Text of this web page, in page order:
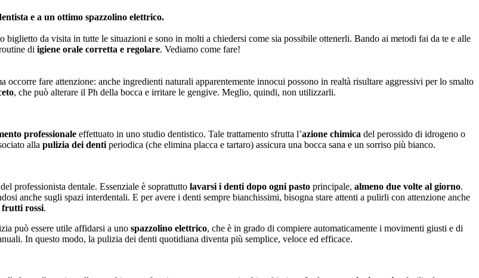
e a un ottimo spazzolino elettrico.
biglietto da visita in tutte le situazioni e sono in molti a chiedersi come sia possibile ottenerli. Bando ai metodi fai da te e alle
di igiene orale corretta e regolare. Vediamo come fare!
occorre fare attenzione: anche ingredienti naturali apparentemente innocui possono in realtà risultare aggressivi per lo smalto
, che può alterare il Ph della bocca e irritare le gengive. Meglio, quindi, non utilizzarli.
professionale effettuato in uno studio dentistico. Tale trattamento sfrutta l’azione chimica del perossido di idrogeno o
alla pulizia dei denti periodica (che elimina placca e tartaro) assicura una bocca sana e un sorriso più bianco.
professionista dentale. Essenziale è soprattutto lavarsi i denti dopo ogni pasto principale, almeno due volte al giorno.
anche sugli spazi interdentali. E per avere i denti sempre bianchissimi, bisogna stare attenti a pulirli con attenzione anche
frutti rossi.
può essere utile affidarsi a uno spazzolino elettrico, che è in grado di compiere automaticamente i movimenti giusti e di
In questo modo, la pulizia dei denti quotidiana diventa più semplice, veloce ed efficace.